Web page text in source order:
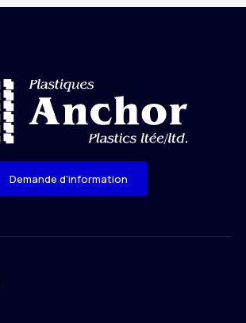
Demande d'information